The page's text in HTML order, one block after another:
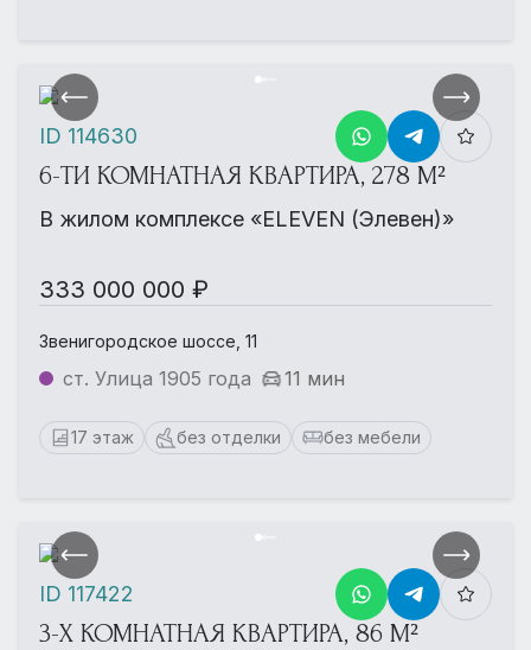
6-ТИ КОМНАТНАЯ КВАРТИРА, 278 М²
В жилом комплексе «ELEVEN (Элевен)»
333 000 000 ₽
Звенигородское шоссе, 11
ст. Улица 1905 года 11 мин
17 этаж без отделки без мебели
ID 114630
3-Х КОМНАТНАЯ КВАРТИРА, 86 М²
ID 117422